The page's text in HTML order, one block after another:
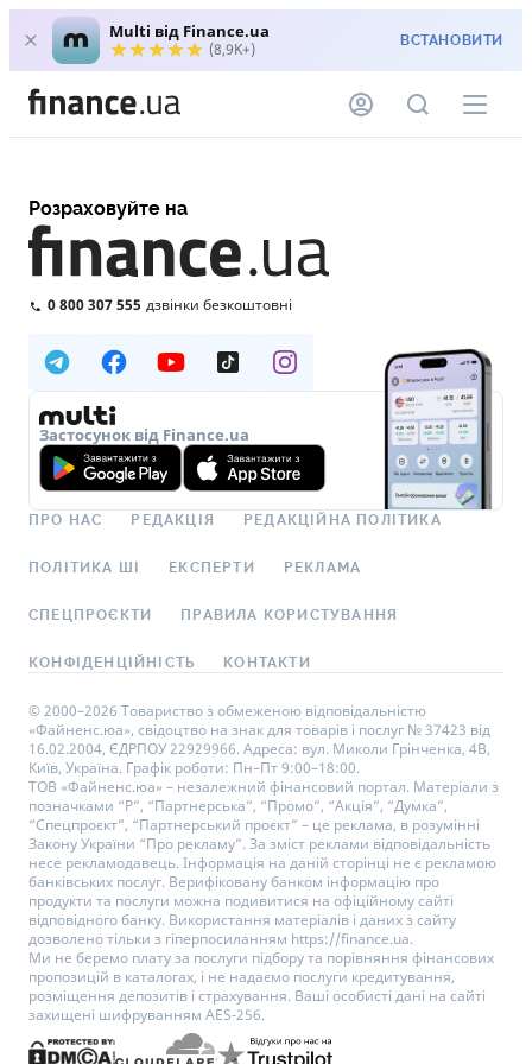
Multi від Finance.ua
(8,9K+) ВСТАНОВИТИ
Розраховуйте на
0 800 307 555 дзвінки безкоштовні
Застосунок від Finance.ua
ПРО НАС РЕДАКЦІЯ РЕДАКЦІЙНА ПОЛІТИКА
ПОЛІТИКА ШІ ЕКСПЕРТИ РЕКЛАМА
СПЕЦПРОЄКТИ ПРАВИЛА КОРИСТУВАННЯ
КОНФІДЕНЦІЙНІСТЬ КОНТАКТИ
© 2000–2026 Товариство з обмеженою відповідальністю
«Файненс.юа», свідоцтво на знак для товарів і послуг № 37423 від
16.02.2004, ЄДРПОУ 22929966. Адреса: вул. Миколи Грінченка, 4В,
Київ, Україна. Графік роботи: Пн–Пт 9:00–18:00.
ТОВ «Файненс.юа» – незалежний фінансовий портал. Матеріали з
позначками “Р”, “Партнерська”, “Промо”, “Акція”, “Думка”,
“Спецпроєкт”, “Партнерський проєкт” – це реклама, в розумінні
Закону України “Про рекламу”. За зміст реклами відповідальність
несе рекламодавець. Інформація на даній сторінці не є рекламою
банківських послуг. Верифіковану банком інформацію про
продукти та послуги можна подивитися на офіційному сайті
відповідного банку. Використання матеріалів і даних з сайту
дозволено тільки з гіперпосиланням https://finance.ua.
Ми не беремо плату за послуги підбору та порівняння фінансових
пропозицій в каталогах, і не надаємо послуги кредитування,
розміщення депозитів і страхування. Ваші особисті дані на сайті
захищені шифруванням AES-256.